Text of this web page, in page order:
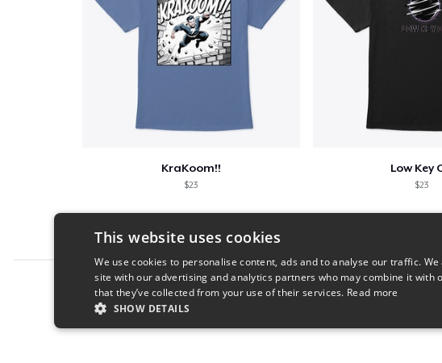
KraKoom!!
$23
Low Key
$23
Report this product
This website uses cookies
We use cookies to personalise content, ads and to analyse our traffic.
site with our advertising and analytics partners who may combine it with
that they’ve collected from your use of their services. Read more
SHOW DETAILS